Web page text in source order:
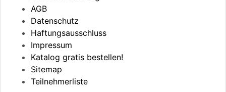
AGB
Datenschutz
Haftungsausschluss
Impressum
Katalog gratis bestellen!
Sitemap
Teilnehmerliste